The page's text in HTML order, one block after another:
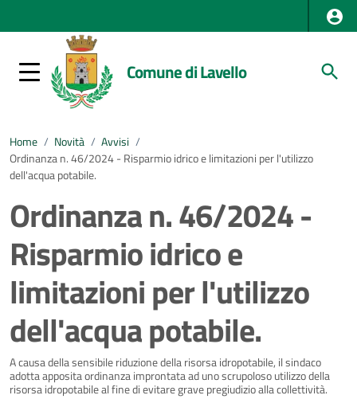
Comune di Lavello
Home / Novità / Avvisi /
Ordinanza n. 46/2024 - Risparmio idrico e limitazioni per l'utilizzo
dell'acqua potabile.
Ordinanza n. 46/2024 -
Risparmio idrico e
limitazioni per l'utilizzo
dell'acqua potabile.
Dettagli della notizia
A causa della sensibile riduzione della risorsa idropotabile, il sindaco
adotta apposita ordinanza improntata ad uno scrupoloso utilizzo della
risorsa idropotabile al fine di evitare grave pregiudizio alla collettività.